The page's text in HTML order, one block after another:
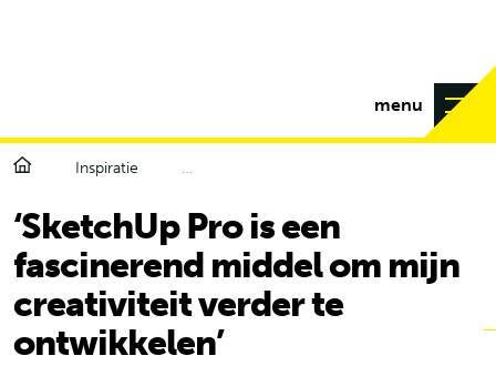
menu
Inspiratie
‘SketchUp Pro is een
fascinerend middel om mijn
creativiteit verder te
ontwikkelen’